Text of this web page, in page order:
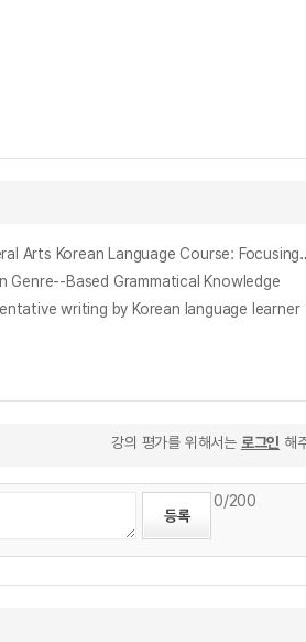
교양 한국어의 논증적 글쓰기 교육을 위한 메타담화 연구 : 신문 주장형 칼럼 말
Genre‐-Based Grammatical Knowledge
writing by Korean language learner
강의 평가를 위해서는 로그인 해
0/200